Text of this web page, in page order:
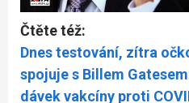
Čtěte též:
Dnes testování, zítra
spojuje s Billem
dávek vakcíny proti